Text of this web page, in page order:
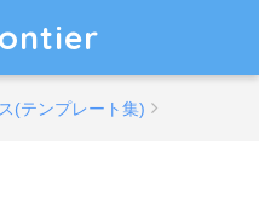
(テンプレート集)